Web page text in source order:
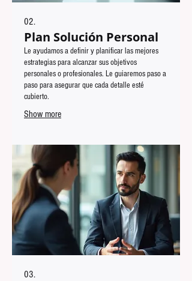
02.
Plan Solución Personal
Le ayudamos a definir y planificar las mejores
estrategias para alcanzar sus objetivos
personales o profesionales. Le guiaremos paso a
paso para asegurar que cada detalle esté
cubierto.
Show more
03.